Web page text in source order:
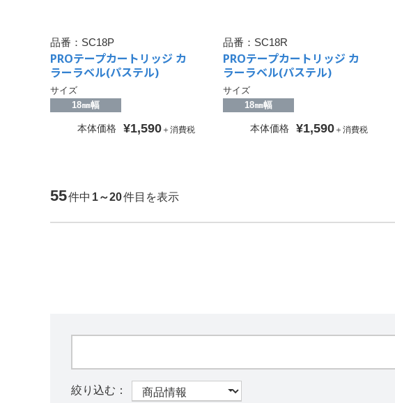
品番： SC18P
PROテープカートリッジ カ
ラーラベル(パステル)
サイズ
18㎜幅
本体価格 ¥1,590 ＋消費税
品番： SC18R
PROテープカートリッジ カ
ラーラベル(パステル)
サイズ
18㎜幅
本体価格 ¥1,590 ＋消費税
55件中 1～20件目を表示